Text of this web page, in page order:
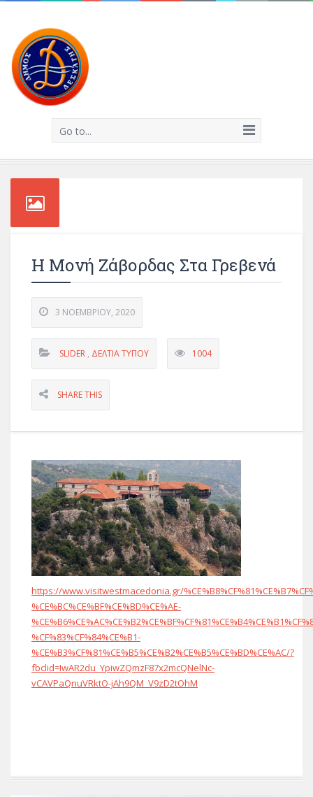
Go to...
Η Μονή Ζάβορδας Στα Γρεβενά
3 ΝΟΕΜΒΡΊΟΥ, 2020
SLIDER , ΔΕΛΤΊΑ ΤΎΠΟΥ 1004
SHARE THIS
https://www.visitwestmacedonia.gr/
%CE%BC%CE%BF%CE%BD%CE%AE-
%CF%83%CF%84%CE%B1-
%CE%B3%CF%81%CE%B5%CE%B2%CE%B5%CE%BD%CE%AC/?
fbclid=IwAR2du_YpiwZQmzF87x2mcQNelNc-
vCAVPaQnuVRktO-jAh9QM_V9zD2tOhM